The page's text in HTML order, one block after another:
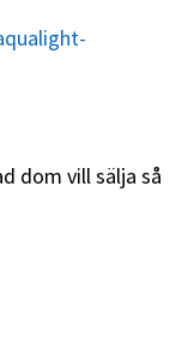
dom vill sälja så